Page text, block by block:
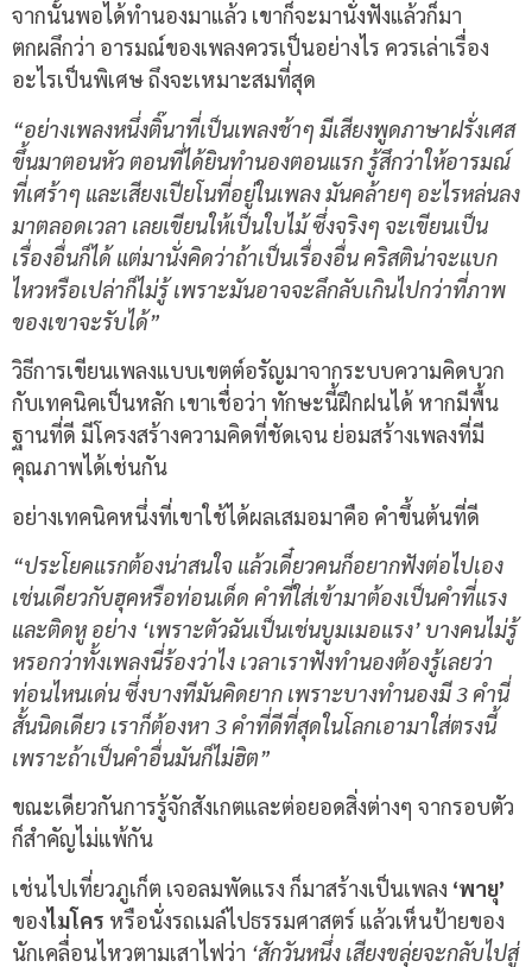
จากนั้นพอได้ทำนองมาแล้ว เขาก็จะมานั่งฟังแล้วก็มา
ตกผลึกว่า อารมณ์ของเพลงควรเป็นอย่างไร ควรเล่าเรื่อง
อะไรเป็นพิเศษ ถึงจะเหมาะสมที่สุด
“อย่างเพลงหนึ่งติ๊นาที่เป็นเพลงช้าๆ มีเสียงพูดภาษาฝรั่งเศส
ขึ้นมาตอนหัว ตอนที่ได้ยินทำนองตอนแรก รู้สึกว่าให้อารมณ์
ที่เศร้าๆ และเสียงเปียโนที่อยู่ในเพลง มันคล้ายๆ อะไรหล่นลง
มาตลอดเวลา เลยเขียนให้เป็นใบไม้ ซึ่งจริงๆ จะเขียนเป็น
เรื่องอื่นก็ได้ แต่มานั่งคิดว่าถ้าเป็นเรื่องอื่น คริสติน่าจะแบก
ไหวหรือเปล่าก็ไม่รู้ เพราะมันอาจจะลึกลับเกินไปกว่าที่ภาพ
ของเขาจะรับได้”
วิธีการเขียนเพลงแบบเขตต์อรัญมาจากระบบความคิดบวก
กับเทคนิคเป็นหลัก เขาเชื่อว่า ทักษะนี้ฝึกฝนได้ หากมีพื้น
ฐานที่ดี มีโครงสร้างความคิดที่ชัดเจน ย่อมสร้างเพลงที่มี
คุณภาพได้เช่นกัน
อย่างเทคนิคหนึ่งที่เขาใช้ได้ผลเสมอมาคือ คำขึ้นต้นที่ดี
“ประโยคแรกต้องน่าสนใจ แล้วเดี๋ยวคนก็อยากฟังต่อไปเอง
เช่นเดียวกับฮุคหรือท่อนเด็ด คำที่ใส่เข้ามาต้องเป็นคำที่แรง
และติดหู อย่าง ‘เพราะตัวฉันเป็นเช่นบูมเมอแรง’ บางคนไม่รู้
หรอกว่าทั้งเพลงนี่ร้องว่าไง เวลาเราฟังทำนองต้องรู้เลยว่า
ท่อนไหนเด่น ซึ่งบางทีมันคิดยาก เพราะบางทำนองมี 3 คำนี่
สั้นนิดเดียว เราก็ต้องหา 3 คำที่ดีที่สุดในโลกเอามาใส่ตรงนี้
เพราะถ้าเป็นคำอื่นมันก็ไม่ฮิต”
ขณะเดียวกันการรู้จักสังเกตและต่อยอดสิ่งต่างๆ จากรอบตัว
ก็สำคัญไม่แพ้กัน
เช่นไปเที่ยวภูเก็ต เจอลมพัดแรง ก็มาสร้างเป็นเพลง ‘พายุ’
ของไมโคร หรือนั่งรถเมล์ไปธรรมศาสตร์ แล้วเห็นป้ายของ
นักเคลื่อนไหวตามเสาไฟว่า ‘สักวันหนึ่ง เสียงขลุ่ยจะกลับไปสู่